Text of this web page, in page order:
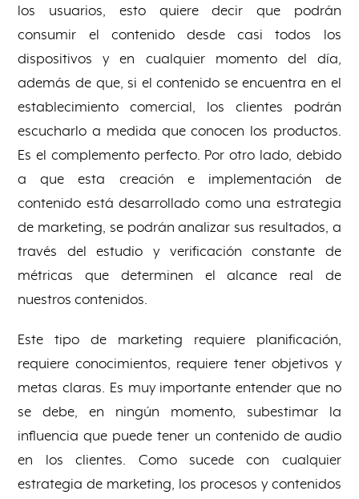
los usuarios, esto quiere decir que podrán
consumir el contenido desde casi todos los
dispositivos y en cualquier momento del día,
además de que, si el contenido se encuentra en el
establecimiento comercial, los clientes podrán
escucharlo a medida que conocen los productos.
Es el complemento perfecto. Por otro lado, debido
a que esta creación e implementación de
contenido está desarrollado como una estrategia
de marketing, se podrán analizar sus resultados, a
través del estudio y verificación constante de
métricas que determinen el alcance real de
nuestros contenidos.
Este tipo de marketing requiere planificación,
requiere conocimientos, requiere tener objetivos y
metas claras. Es muy importante entender que no
se debe, en ningún momento, subestimar la
influencia que puede tener un contenido de audio
en los clientes. Como sucede con cualquier
estrategia de marketing, los procesos y contenidos